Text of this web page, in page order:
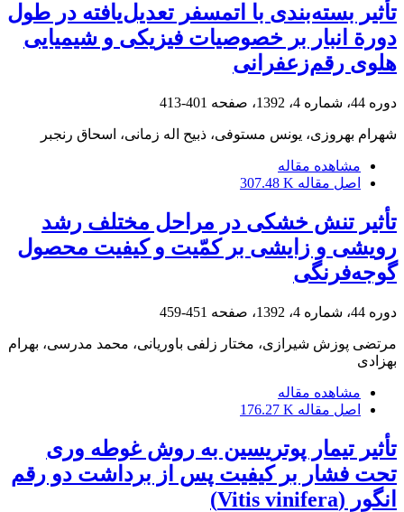
تأثیر‌‌ بسته‌بندی با اتمسفر تعدیل‌یافته در طول
دورة انبار بر خصوصیات فیزیکی و شیمیایی
هلوی رقم‌زعفرانی
دوره 44، شماره 4، 1392، صفحه 401-413
شهرام بهروزی، یونس مستوفی، ذبیح اله زمانی، اسحاق رنجبر
مشاهده مقاله
اصل مقاله 307.48 K
تأثیر تنش خشکی در مراحل مختلف رشد
رویشی و زایشی بر کمّیت و کیفیت محصول
گوجه‌فرنگی
دوره 44، شماره 4، 1392، صفحه 451-459
مرتضی پوزش شیرازی، مختار زلفی باوریانی، محمد مدرسی، بهرام
بهزادی
مشاهده مقاله
اصل مقاله 176.27 K
تأثیر تیمار پوتریسین به روش غوطه‏ وری
تحت فشار بر کیفیت پس از برداشت دو رقم
انگور (Vitis vinifera)